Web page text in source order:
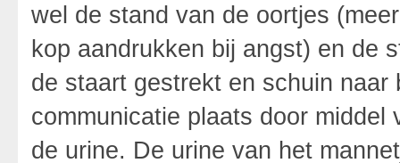
wel de stand van de oortjes
kop aandrukken bij angst) en de
de staart gestrekt en schuin naar
communicatie plaats door
de urine. De urine van het